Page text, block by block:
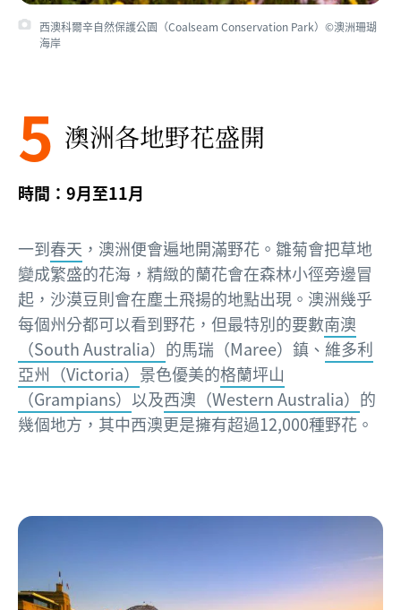
西澳科爾辛自然保護公園（Coalseam Conservation Park）©澳洲珊瑚
海岸
5 澳洲各地野花盛開
時間：9月至11月
一到春天 ，澳洲便會遍地開滿野花。雛菊會把草地
變成繁盛的花海，精緻的蘭花會在森林小徑旁邊冒
起，沙漠豆則會在塵土飛揚的地點出現。澳洲幾乎
每個州分都可以看到野花，但最特別的要數南澳
（South Australia） 的馬瑞（Maree）鎮、 維多利
亞州（Victoria） 景色優美的格蘭坪山
（Grampians） 以及西澳（Western Australia） 的
幾個地方，其中西澳更是擁有超過12,000種野花。